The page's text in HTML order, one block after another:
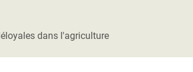
dans l'agriculture